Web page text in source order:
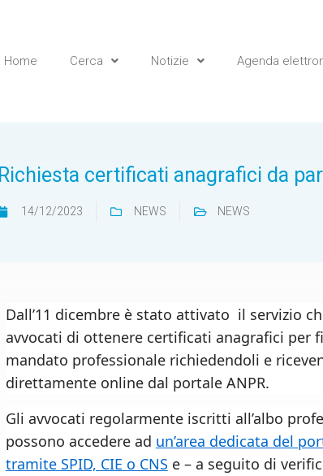
Home Cerca Notizie Agenda
Richiesta certificati anagrafici da
14/12/2023 NEWS NEWS
Dall’11 dicembre è stato attivato il servizio
avvocati di ottenere certificati anagrafici per
mandato professionale richiedendoli e
direttamente online dal portale ANPR.
Gli avvocati regolarmente iscritti all’albo
possono accedere ad un’area dedicata del
tramite SPID, CIE o CNS e – a seguito di